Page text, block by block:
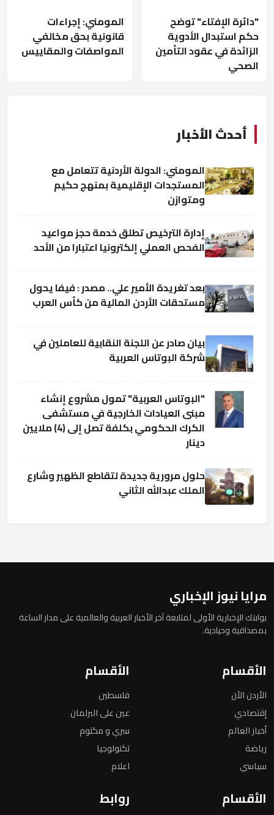
"دائرة الإفتاء" توضح
حكم استبدال الأدوية
الزائدة في عقود التأمين
الصحي
المومني: إجراءات
قانونية بحق مخالفي
المواصفات والمقاييس
أحدث الأخبار
المومني: الدولة الأردنية تتعامل مع
المستجدات الإقليمية بمنهج حكيم
ومتوازن
إدارة الترخيص تطلق خدمة حجز مواعيد
الفحص العملي إلكترونيا اعتبارا من الأحد
بعد تغريدة الأمير علي.. مصدر : فيفا يحول
مستحقات الأردن المالية من كأس العرب
بيان صادر عن اللجنة النقابية للعاملين في
شركة البوتاس العربية
"البوتاس العربية" تمول مشروع إنشاء
مبنى العيادات الخارجية في مستشفى
الكرك الحكومي بكلفة تصل إلى (4) ملايين
دينار
حلول مرورية جديدة لتقاطع الظهير وشارع
الملك عبدالله الثاني
مرايا نيوز الإخباري
بوابتك الإخبارية الأولى لمتابعة آخر الأخبار العربية والعالمية على مدار الساعة
بمصداقية وحيادية.
الأقسام
الأردن الأن
إقتصادي
أخبار العالم
رياضة
سياسي
الأقسام
فلسطين
عين على البرلمان
سري و مكتوم
تكنولوجيا
اعلام
الأقسام روابط